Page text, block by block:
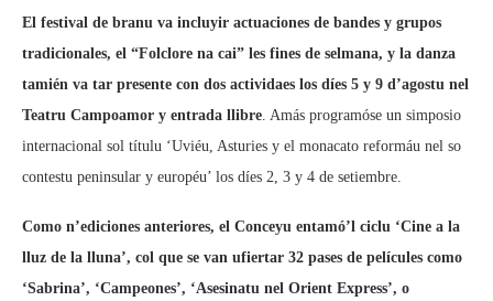
El festival de branu va incluyir actuaciones de bandes y grupos
tradicionales, el “Folclore na cai” les fines de selmana, y la danza
tamién va tar presente con dos actividaes los díes 5 y 9 d’agostu nel
Teatru Campoamor y entrada llibre . Amás programóse un simposio
internacional sol títulu ‘Uviéu, Asturies y el monacato reformáu nel so
contestu peninsular y européu’ los díes 2, 3 y 4 de setiembre.
Como n’ediciones anteriores, el Conceyu entamó’l ciclu ‘Cine a la
lluz de la lluna’, col que se van ufiertar 32 pases de películes como
‘Sabrina’, ‘Campeones’, ‘Asesinatu nel Orient Express’, o